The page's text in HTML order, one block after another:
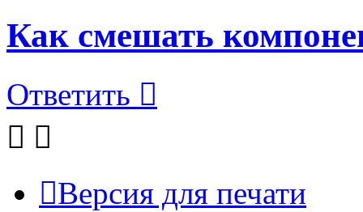
Как смешать
Ответить
Версия для печати